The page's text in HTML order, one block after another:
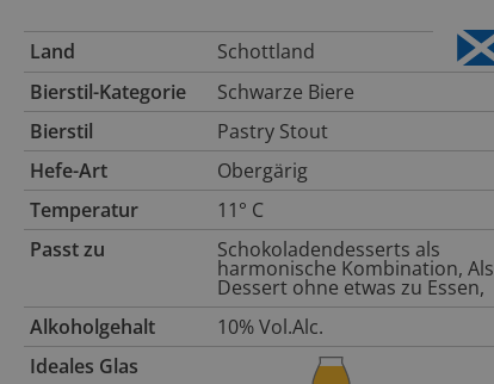
Land
Schottland
Bierstil-Kategorie
Schwarze Biere
Bierstil
Pastry Stout
Hefe-Art
Obergärig
Temperatur
11° C
Passt zu
Schokoladendesserts als
harmonische Kombination, Als
Dessert ohne etwas zu Essen,
Alkoholgehalt
10% Vol.Alc.
Ideales Glas